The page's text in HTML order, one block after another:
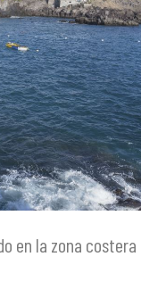
en la zona costera